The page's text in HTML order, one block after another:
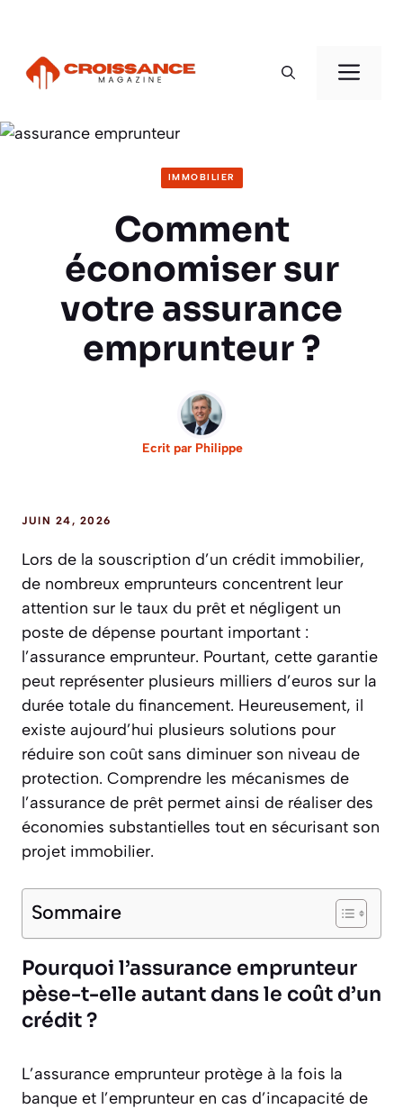
contenu
IMMOBILIER
Comment
économiser sur
votre assurance
emprunteur ?
Ecrit par Philippe
JUIN 24, 2026
Lors de la souscription d’un crédit immobilier,
de nombreux emprunteurs concentrent leur
attention sur le taux du prêt et négligent un
poste de dépense pourtant important :
l’assurance emprunteur. Pourtant, cette garantie
peut représenter plusieurs milliers d’euros sur la
durée totale du financement. Heureusement, il
existe aujourd’hui plusieurs solutions pour
réduire son coût sans diminuer son niveau de
protection. Comprendre les mécanismes de
l’assurance de prêt permet ainsi de réaliser des
économies substantielles tout en sécurisant son
projet immobilier.
Sommaire
Pourquoi l’assurance emprunteur
pèse-t-elle autant dans le coût d’un
crédit ?
L’assurance emprunteur protège à la fois la
banque et l’emprunteur en cas d’incapacité de